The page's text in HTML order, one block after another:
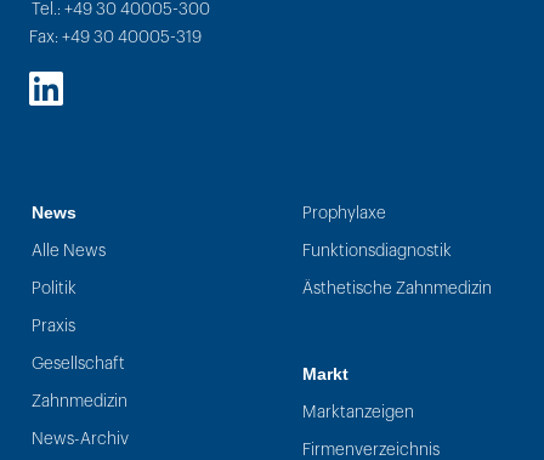
Tel.: +49 30 40005-300
Fax: +49 30 40005-319
LinkedIn
News
Alle News
Politik
Praxis
Gesellschaft
Zahnmedizin
News-Archiv
Prophylaxe
Funktionsdiagnostik
Ästhetische Zahnmedizin
Markt
Marktanzeigen
Firmenverzeichnis